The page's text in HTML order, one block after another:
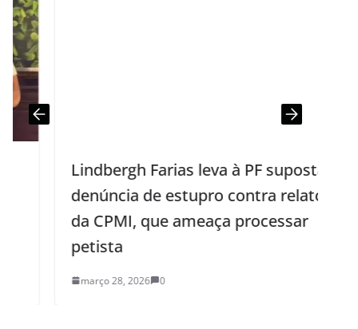
Lindbergh Farias leva à PF suposta
denúncia de estupro contra relator
da CPMI, que ameaça processar
petista
março 28, 2026 0